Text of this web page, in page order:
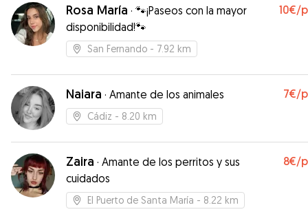
Rosa María · 🐾¡Paseos con la mayor
disponibilidad!🐾
10€/
San Fernando - 7.92 km
Naiara · Amante de los animales 7€/
Cádiz - 8.20 km
Zaira · Amante de los perritos y sus
cuidados
8€/
El Puerto de Santa María - 8.22 km